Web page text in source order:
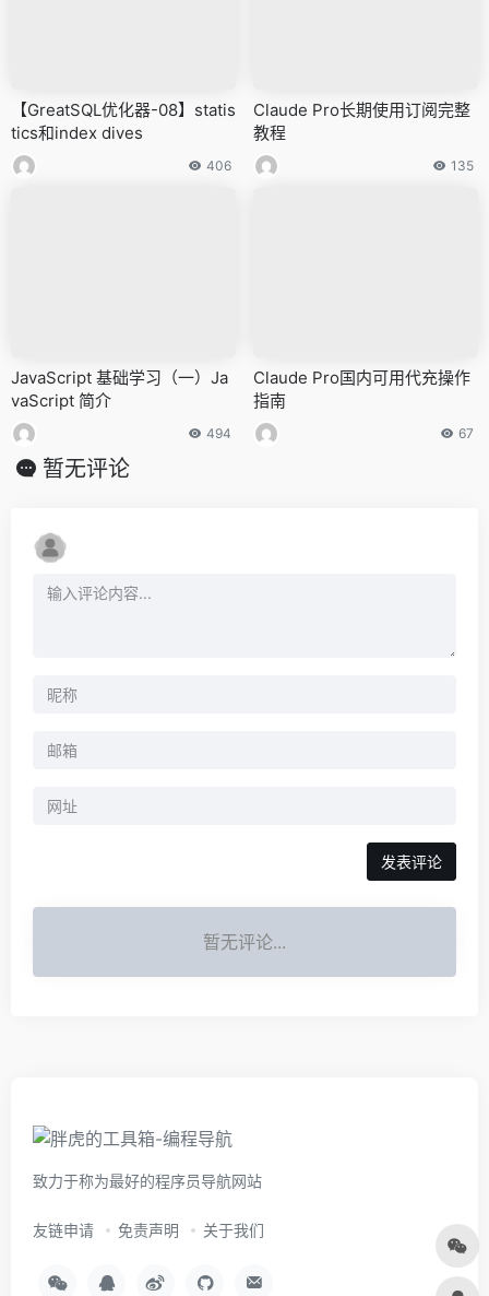
【GreatSQL优化器-08】statis
tics和index dives
406
Claude Pro长期使用订阅完整
教程
135
JavaScript 基础学习（一）Ja
vaScript 简介
494
Claude Pro国内可用代充操作
指南
67
暂无评论
暂无评论...
致力于称为最好的程序员导航网站
友链申请 免责声明 关于我们